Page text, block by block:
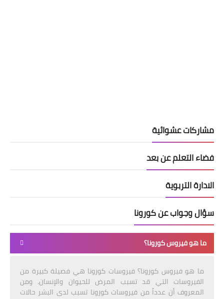
مشاركات عشوائية
فضاء التعلم عن بعد
الادارة التربوية
سؤال وجواب عن كورونا
ما هو فيروس كورونا؟
ما هو فيروس كورونا؟ فيروسات كورونا هي فصيلة كبيرة من
الفيروسات التي قد تسبب المرض للحيوان والإنسان. ومن
المعروف أن عدداً من فيروسات كورونا تسبب لدى البشر حالات